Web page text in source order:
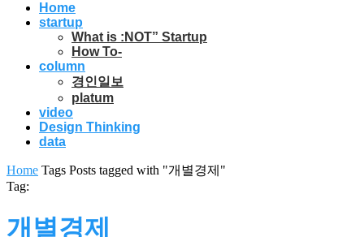
Home
startup
What is :NOT” Startup
How To-
column
경인일보
platum
video
Design Thinking
data
Home Tags Posts tagged with "개별경제"
Tag:
개별경제